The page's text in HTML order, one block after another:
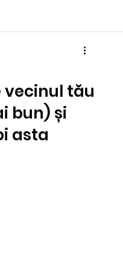
tău
bun) și
asta